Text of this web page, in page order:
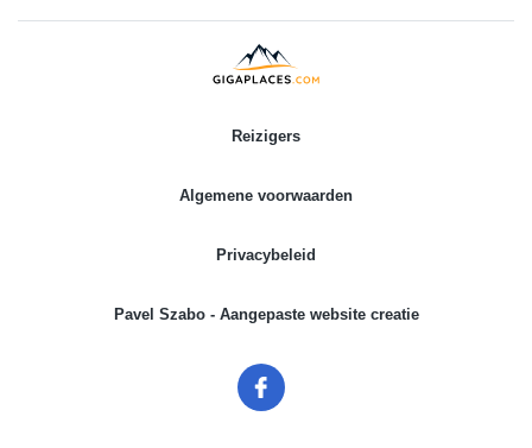
Reizigers
Algemene voorwaarden
Privacybeleid
Pavel Szabo - Aangepaste website creatie